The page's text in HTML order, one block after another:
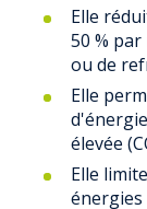
Elle
50 %
ou de
Elle
élevée
Elle
énergies